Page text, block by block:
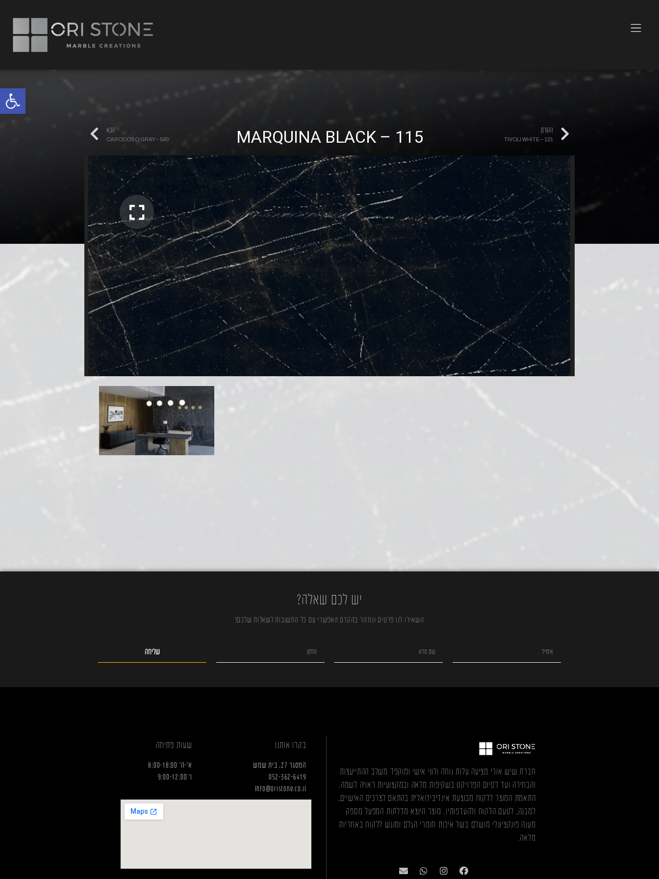
הקודם
TIVOLI WHITE – 121
הבא
CARODOSO GRAY – 560 MARQUINA BLACK – 115
יש לכם שאלה?
השאירו לנו פרטים ונחזור בהקדם האפשרי עם כל התשובות לשאלות שלכם!
שליחה
חברת שיש אורי מציעה עלות נוחה ולווי אישי ומוקפד משלב ההתייעצות
והבחירה ועד לסיום הפרויקט בשקיפות מלאה ובמקצועיות ראויה לשמה.
התאמת המוצר ללקוח מבוצעת אינדיבידואלית בהתאם לצרכים האישיים,
למבנה, לטעם הלקוח ולהעדפותיו. מוצר היוצא מדלתות המפעל מספק
מענה פונקציונלי מושלם בשל איכות חומרי הגלם ומוגש ללקוח באחריות
מלאה.
בקרו אותנו
המסגר 27, בית שמש
052-362-6419
Info@oristone.co.il
שעות פתיחה
א'-ה' 8:00-18:00
ו' 9:00-12:00